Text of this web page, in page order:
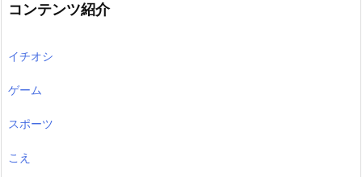
コンテンツ紹介
イチオシ
ゲーム
スポーツ
こえ